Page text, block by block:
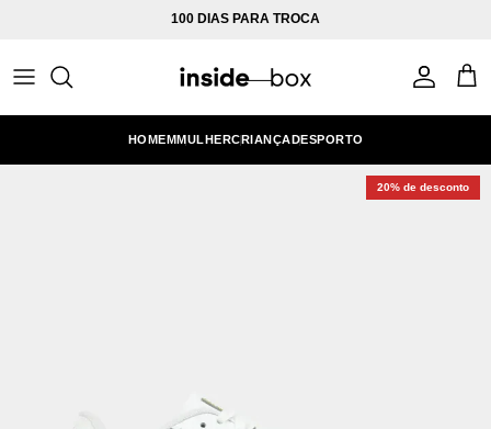
100 DIAS PARA TROCA
Conta
HOMEMMULHERCRIANÇADESPORTO
20% de desconto